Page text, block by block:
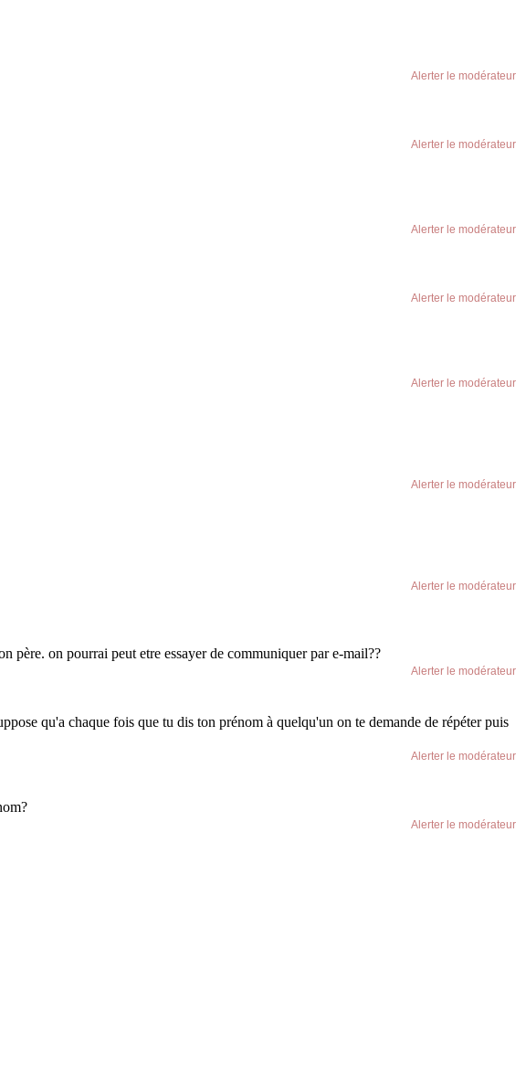
Alerter le modérateur
Alerter le modérateur
Alerter le modérateur
Alerter le modérateur
Alerter le modérateur
Alerter le modérateur
Alerter le modérateur
père. on pourrai peut etre essayer de communiquer par e-mail??
Alerter le modérateur
qu'a chaque fois que tu dis ton prénom à quelqu'un on te demande de répéter puis
Alerter le modérateur
Alerter le modérateur